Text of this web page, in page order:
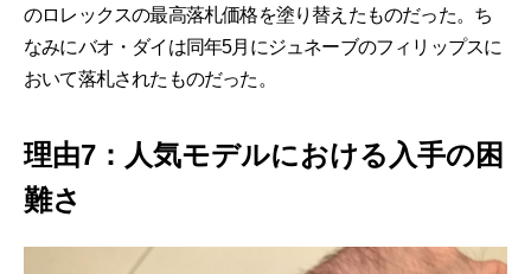
のロレックスの最高落札価格を塗り替えたものだった。ち
なみにバオ・ダイは同年5月にジュネーブのフィリップスに
おいて落札されたものだった。
理由7：人気モデルにおける入手の困
難さ